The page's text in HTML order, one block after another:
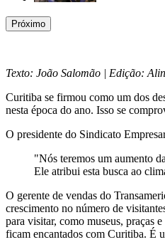
Próximo
Texto: João Salomão | Edição:
Curitiba se firmou como um dos
nesta época do ano. Isso se
O presidente do Sindicato
"Nós teremos um aumento
Ele atribui esta busca ao
O gerente de vendas do
crescimento no número de
para visitar, como museus, praças
ficam encantados com Curitiba. É